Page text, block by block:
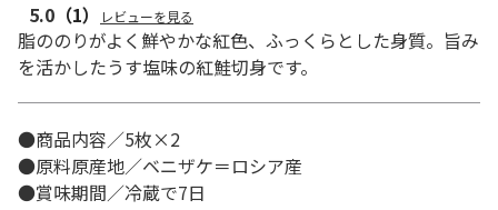
5.0 （1） レビューを見る
脂ののりがよく鮮やかな紅色、ふっくらとした身質。旨み
を活かしたうす塩味の紅鮭切身です。
●商品内容／5枚×2
●原料原産地／ベニザケ＝ロシア産
●賞味期間／冷蔵で7日